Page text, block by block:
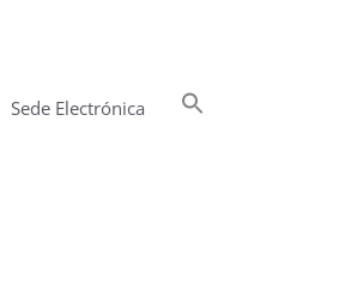
Sede Electrónica